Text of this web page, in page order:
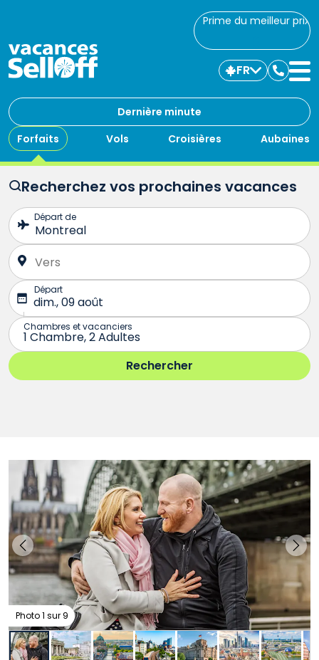
Prime du meilleur prix
Dernière minute
Forfaits
Vols Croisières Aubaines
FR
avec
Recherchez vos prochaines vacances
Photo 1 sur 9